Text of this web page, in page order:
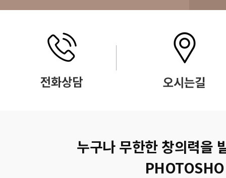
누구나 무한한 창의력을